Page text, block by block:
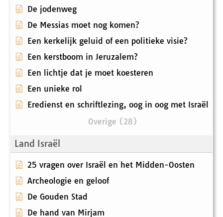
De jodenweg
De Messias moet nog komen?
Een kerkelijk geluid of een politieke visie?
Een kerstboom in Jeruzalem?
Een lichtje dat je moet koesteren
Een unieke rol
Eredienst en schriftlezing, oog in oog met Israël
Overige (28)
Land Israël
25 vragen over Israël en het Midden-Oosten
Archeologie en geloof
De Gouden Stad
De hand van Mirjam